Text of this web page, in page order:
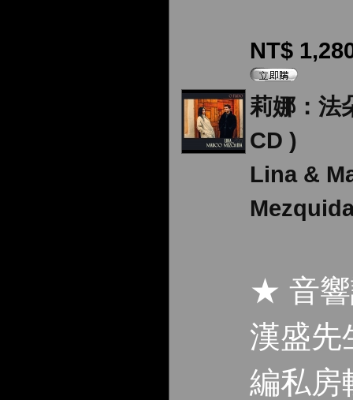
NT$
莉娜：法
CD )
Lina &
★ 音
漢盛先
編私房